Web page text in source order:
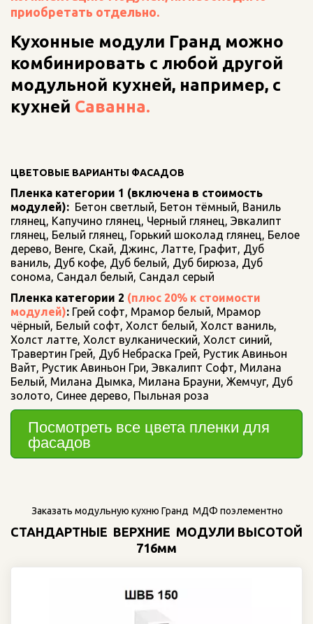
приобретать отдельно.
Кухонные модули Гранд можно
комбинировать с любой другой
модульной кухней, например, с
кухней Саванна.
ЦВЕТОВЫЕ ВАРИАНТЫ ФАСАДОВ
Пленка категории 1 (включена в стоимость
модулей):
  Бетон светлый, Бетон тёмный, Ваниль
глянец, Капучино глянец, Черный глянец, Эвкалипт
глянец, Белый глянец, Горький шоколад глянец, Белое
дерево, Венге, Скай, Джинс, Латте, Графит, Дуб
ваниль, Дуб кофе, Дуб белый, Дуб бирюза, Дуб
сонома, Сандал белый, Сандал серый
Пленка категории 2 (плюс 20% к стоимости
модулей): Грей софт, Мрамор белый, Мрамор
чёрный, Белый софт, Холст белый, Холст ваниль,
Холст латте, Холст вулканический, Холст синий,
Травертин Грей, Дуб Небраска Грей, Рустик Авиньон
Вайт, Рустик Авиньон Гри, Эвкалипт Софт, Милана
Белый, Милана Дымка, Милана Брауни, Жемчуг, Дуб
золото, Синее дерево, Пыльная роза
Посмотреть все цвета пленки для
фасадов
Заказать модульную кухню Гранд  МДФ поэлементно
СТАНДАРТНЫЕ  ВЕРХНИЕ  МОДУЛИ ВЫСОТОЙ
716мм